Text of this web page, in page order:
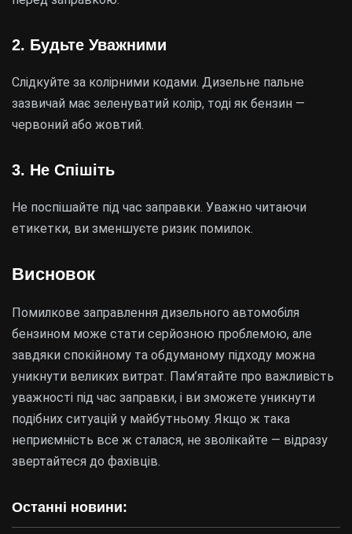
Останні новини:
2. Будьте Уважними
Слідкуйте за колірними кодами. Дизельне пальне
зазвичай має зеленуватий колір, тоді як бензин —
червоний або жовтий.
3. Не Спішіть
Не поспішайте під час заправки. Уважно читаючи
етикетки, ви зменшуєте ризик помилок.
Висновок
Помилкове заправлення дизельного автомобіля
бензином може стати серйозною проблемою, але
завдяки спокійному та обдуманому підходу можна
уникнути великих витрат. Пам’ятайте про важливість
уважності під час заправки, і ви зможете уникнути
подібних ситуацій у майбутньому. Якщо ж така
неприємність все ж сталася, не зволікайте — відразу
звертайтеся до фахівців.